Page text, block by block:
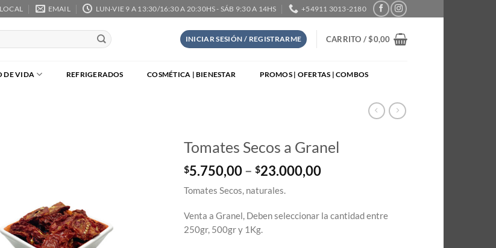
EMAIL LUN-VIE 9 A 13:30/16:30 A 20:30HS - SÁB 9:30 A 14HS +54911 3013-2180
INICIAR SESIÓN / REGISTRARME CARRITO /$0,00
DE VIDA REFRIGERADOS COSMÉTICA | BIENESTAR PROMOS | OFERTAS | COMBOS
Tomates Secos a Granel
$5.750,00– $23.000,00Price
$23.000,00
Tomates Secos, naturales.
Venta a Granel, Deben seleccionar la cantidad entre
250gr, 500gr y 1Kg.